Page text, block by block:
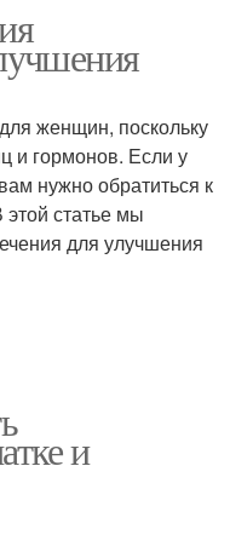
женщин, поскольку
и гормонов. Если у
нужно обратиться к
статье мы
для улучшения
и